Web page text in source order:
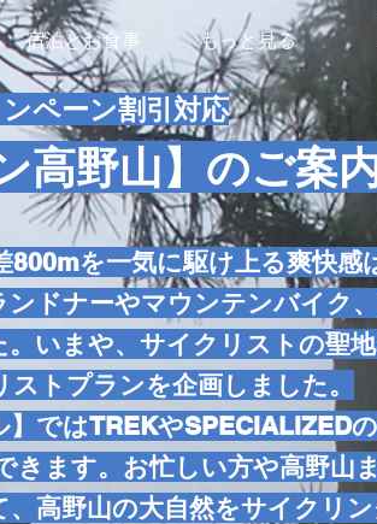
宿泊とお食事 もっと見る
ペーン割引対応
高野山】のご案
を一気に駆け上る爽快感
ドナーやマウンテンバイク
いまや、サイクリストの聖
トプランを企画しました。
ではTREKやSPECIALIZED
ます。お忙しい方や高野山
高野山の大自然をサイクリ